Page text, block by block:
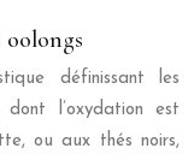
oolongs
définissant les
l’oxydation est
ou aux thés noirs,